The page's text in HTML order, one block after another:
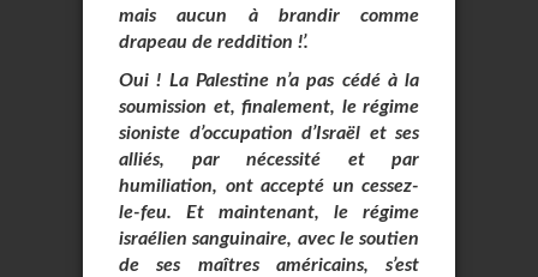
mais aucun à brandir comme
drapeau de reddition !’.
Oui ! La Palestine n’a pas cédé à la
soumission et, finalement, le régime
sioniste d’occupation d’Israël et ses
alliés, par nécessité et par
humiliation, ont accepté un cessez-
le-feu. Et maintenant, le régime
israélien sanguinaire, avec le soutien
de ses maîtres américains, s’est